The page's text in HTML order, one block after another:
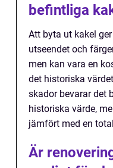
befintliga
Att byta ut kakel
utseendet och
men kan vara en
det historiska
skador bevarar det
historiska värde,
jämfört med en
Är